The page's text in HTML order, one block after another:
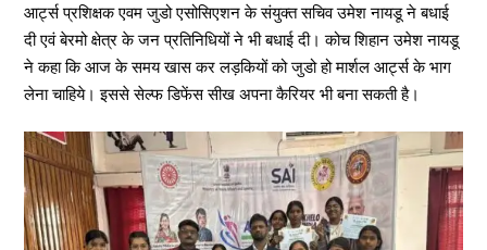
आर्ट्स प्रशिक्षक एवम जुडो एसोसिएशन के संयुक्त सचिव उमेश नायडू ने बधाई
दी एवं बेरमो क्षेत्र के जन प्रतिनिधियों ने भी बधाई दी। कोच शिहान उमेश नायडू
ने कहा कि आज के समय खास कर लड़कियों को जुडो हो मार्शल आर्ट्स के भाग
लेना चाहिये। इससे सेल्फ डिफेंस सीख अपना कैरियर भी बना सकती है।